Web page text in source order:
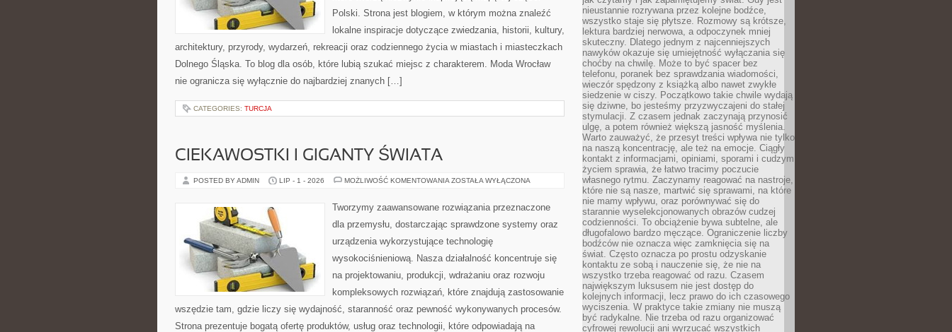
Polski. Strona jest blogiem, w którym można znaleźć
lokalne inspiracje dotyczące zwiedzania, historii, kultury,
architektury, przyrody, wydarzeń, rekreacji oraz codziennego życia w miastach i miasteczkach
Dolnego Śląska. To blog dla osób, które lubią szukać miejsc z charakterem. Moda Wrocław
nie ogranicza się wyłącznie do najbardziej znanych […]
CATEGORIES: TURCJA
CIEKAWOSTKI I GIGANTY ŚWIATA
POSTED BY ADMIN LIP - 1 - 2026 MOŻLIWOŚĆ KOMENTOWANIA CIEKAWOSTKI
ŚWIATA
ZOSTAŁA WYŁĄCZONA
Tworzymy zaawansowane rozwiązania przeznaczone
dla przemysłu, dostarczając sprawdzone systemy oraz
urządzenia wykorzystujące technologię
wysokociśnieniową. Nasza działalność koncentruje się
na projektowaniu, produkcji, wdrażaniu oraz rozwoju
kompleksowych rozwiązań, które znajdują zastosowanie
wszędzie tam, gdzie liczy się wydajność, staranność oraz pewność wykonywanych procesów.
Strona prezentuje bogatą ofertę produktów, usług oraz technologii, które odpowiadają na
nieustannie rozrywana przez kolejne bodźce,
wszystko staje się płytsze. Rozmowy są krótsze,
lektura bardziej nerwowa, a odpoczynek mniej
skuteczny. Dlatego jednym z najcenniejszych
nawyków okazuje się umiejętność wyłączania się
choćby na chwilę. Może to być spacer bez
telefonu, poranek bez sprawdzania wiadomości,
wieczór spędzony z książką albo nawet zwykłe
siedzenie w ciszy. Początkowo takie chwile wydają
się dziwne, bo jesteśmy przyzwyczajeni do stałej
stymulacji. Z czasem jednak zaczynają przynosić
ulgę, a potem również większą jasność myślenia.
Warto zauważyć, że przesyt treści wpływa nie tylko
na naszą koncentrację, ale też na emocje. Ciągły
kontakt z informacjami, opiniami, sporami i cudzym
życiem sprawia, że łatwo tracimy poczucie
własnego rytmu. Zaczynamy reagować na nastroje,
które nie są nasze, martwić się sprawami, na które
nie mamy wpływu, oraz porównywać się do
starannie wyselekcjonowanych obrazów cudzej
codzienności. To obciążenie bywa subtelne, ale
długofalowo bardzo męczące. Ograniczenie liczby
bodźców nie oznacza więc zamknięcia się na
świat. Często oznacza po prostu odzyskanie
kontaktu ze sobą i nauczenie się, że nie na
wszystko trzeba reagować od razu. Czasem
największym luksusem nie jest dostęp do
kolejnych informacji, lecz prawo do ich czasowego
wyciszenia. W praktyce takie zmiany nie muszą
być radykalne. Nie trzeba od razu organizować
cyfrowej rewolucji ani wyrzucać wszystkich